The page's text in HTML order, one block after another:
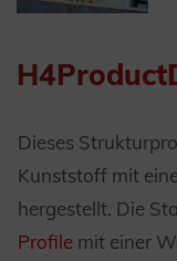
Dieses
Kunststoff mit
hergestellt. Die
Profile mit einer